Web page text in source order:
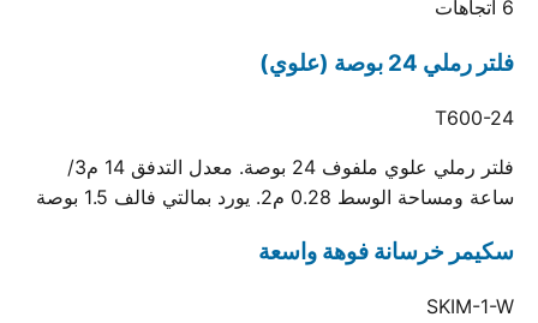
6 اتجاهات
فلتر رملي 24 بوصة (علوي)
T600-24
فلتر رملي علوي ملفوف 24 بوصة. معدل التدفق 14 م3/
ساعة ومساحة الوسط 0.28 م2. يورد بمالتي فالف 1.5 بوصة
سكيمر خرسانة فوهة واسعة
SKIM-1-W